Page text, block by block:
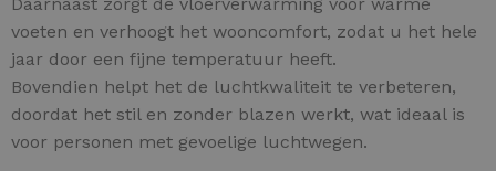
voeten en verhoogt het wooncomfort, zodat u het hele
jaar door een fijne temperatuur heeft.
Bovendien helpt het de luchtkwaliteit te verbeteren,
doordat het stil en zonder blazen werkt, wat ideaal is
voor personen met gevoelige luchtwegen.